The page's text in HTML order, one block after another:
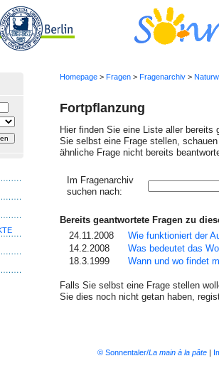
Homepage > Fragen > Fragenarchiv >
Fortpflanzung
Hier finden Sie eine Liste aller
Sie selbst eine Frage stellen,
ähnliche Frage nicht bereits
Im Fragenarchiv
suchen nach:
Bereits geantwortete Fragen zu
24.11.2008
Wie funktioniert der
14.2.2008
Was bedeutet das
18.3.1999
Wann und wo findet
Falls Sie selbst eine Frage stellen
Sie dies noch nicht getan haben,
© Sonnentaler/La main à la pâte|
einschränken